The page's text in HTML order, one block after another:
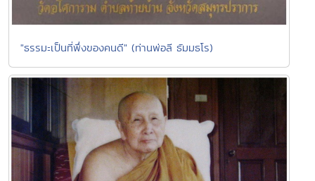
"ธรรมะเป็นที่พึ่งของคนดี" (ท่านพ่อลี ธัมมธโร)